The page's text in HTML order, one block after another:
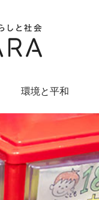
環境と平和